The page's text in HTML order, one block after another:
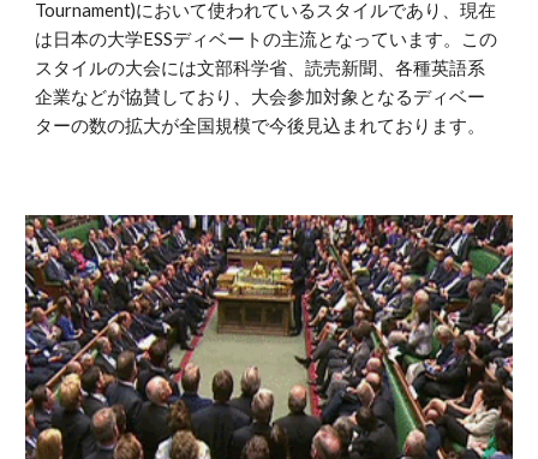
Tournament)において使われているスタイルであり、現在
は日本の大学ESSディベートの主流となっています。この
スタイルの大会には文部科学省、読売新聞、各種英語系
企業などが協賛しており、大会参加対象となるディベー
ターの数の拡大が全国規模で今後見込まれております。